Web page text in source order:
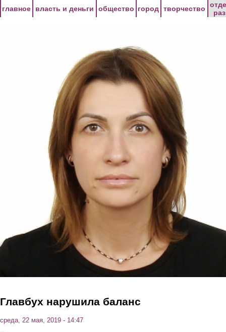
главное власть и деньги общество город творчество
Главбух нарушила баланс
среда, 22 мая, 2019 - 14:47